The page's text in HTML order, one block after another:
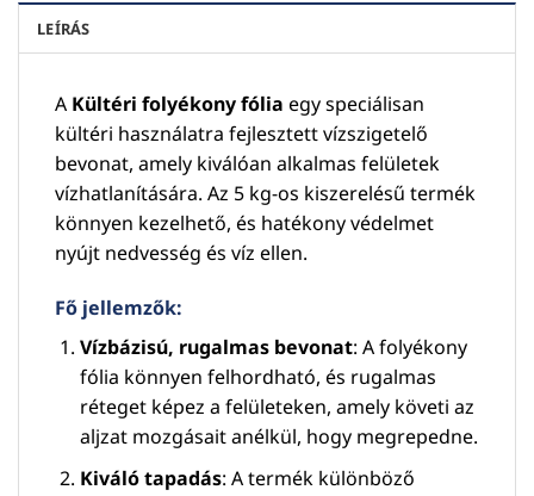
LEÍRÁS
A Kültéri folyékony fólia egy speciálisan
kültéri használatra fejlesztett vízszigetelő
bevonat, amely kiválóan alkalmas felületek
vízhatlanítására. Az 5 kg-os kiszerelésű termék
könnyen kezelhető, és hatékony védelmet
nyújt nedvesség és víz ellen.
Fő jellemzők:
Vízbázisú, rugalmas bevonat: A folyékony
fólia könnyen felhordható, és rugalmas
réteget képez a felületeken, amely követi az
aljzat mozgásait anélkül, hogy megrepedne.
Kiváló tapadás: A termék különböző